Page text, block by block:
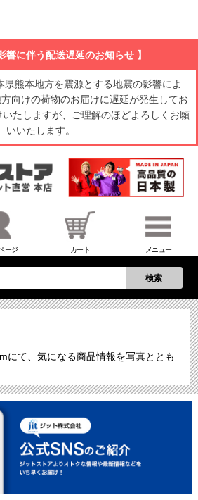
響に伴う配送遅延のお知らせ 】
熊本地方を震源とする地震の影響によ
向けの荷物のお届けに遅延が発生してお
たしますが、ご理解のほどよろしくお願
いいたします。
ージ カート メニュー
検索
にて、気になる商品情報を写真ととも